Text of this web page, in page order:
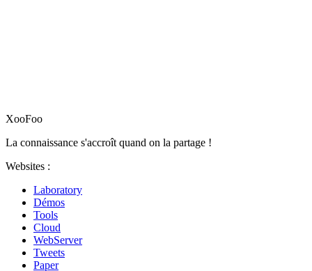
XooFoo
La connaissance s'accroît quand on la partage !
Websites :
Laboratory
Démos
Tools
Cloud
WebServer
Tweets
Paper